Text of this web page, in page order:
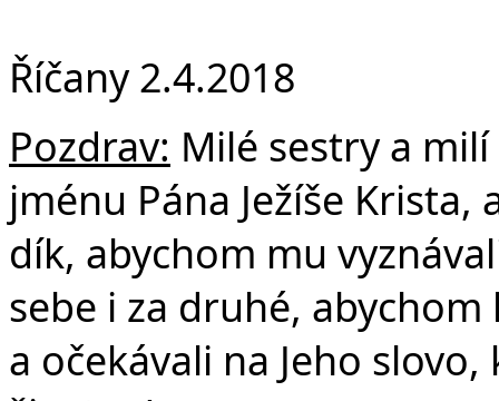
Říčany 2.4.2018
Pozdrav: Milé sestry a
jménu Pána Ježíše
dík, abychom mu
sebe i za druhé,
a očekávali na Jeho